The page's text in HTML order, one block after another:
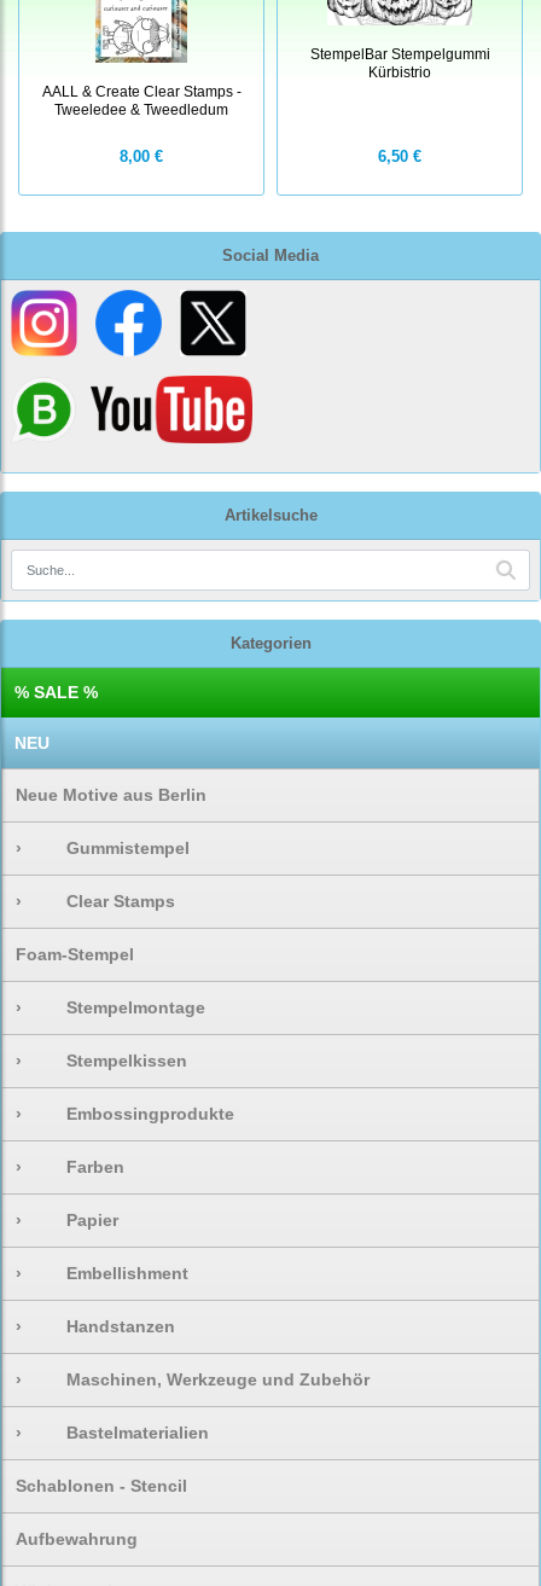
Social Media
Artikelsuche
Kategorien
% SALE %
NEU
Neue Motive aus Berlin
› Gummistempel
› Clear Stamps
Foam-Stempel
› Stempelmontage
› Stempelkissen
› Embossingprodukte
› Farben
› Papier
› Embellishment
› Handstanzen
› Maschinen, Werkzeuge und Zubehör
› Bastelmaterialien
Schablonen - Stencil
Aufbewahrung
AALL & Create Clear Stamps -
Tweeledee & Tweedledum
8,00 €
StempelBar Stempelgummi
Kürbistrio
6,50 €